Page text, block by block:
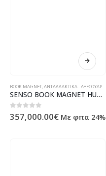
BOOK MAGNET ΑΝΤΑΛΛΑΚΤΙΚΆ - ΑΞΕΣΟΥΆΡ ΥΠΟΛΟΓΙΣΤΏΝ - ΗΛΕΚΤΡΟΝΙΚΆ
SENSO BOOK MAGNET HUAWEI MATE 30 blue
0out of 5
357,000.00€ Με φπα 24%